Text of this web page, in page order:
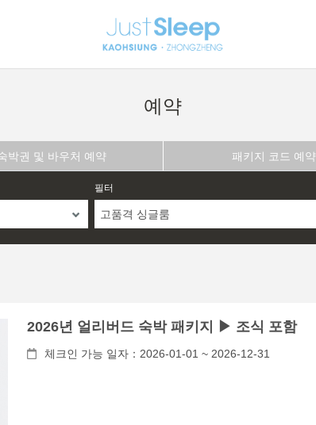
예약
박권 및 바우처 예약 패키지 코드 예약
필터
고품격 싱글룸
2026년 얼리버드 숙박 패키지 ▶ 조식 포함
체크인 가능 일자：2026-01-01 ~ 2026-12-31